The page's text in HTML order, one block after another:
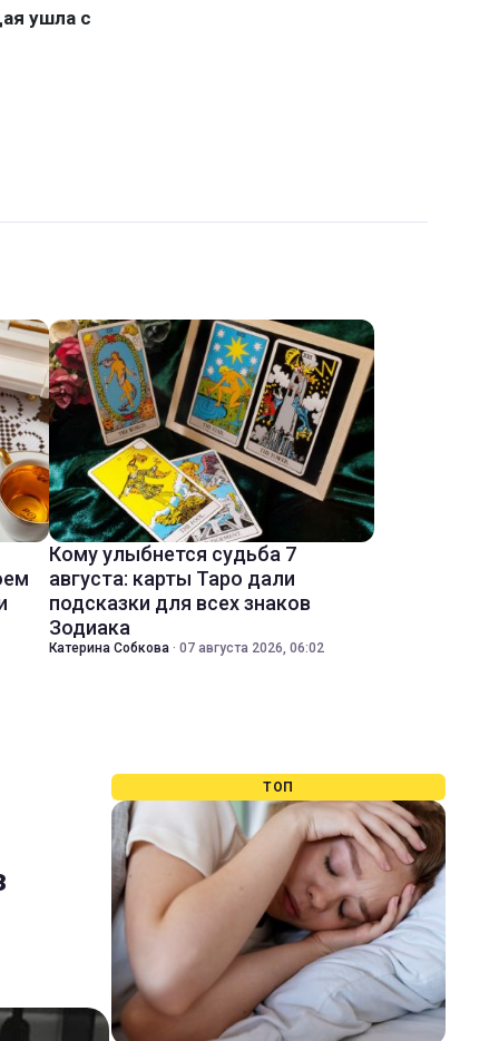
Кому улыбнется судьба 7
августа: карты Таро дали
подсказки для всех знаков
Зодиака
Катерина Собкова · 07 августа 2026, 06:02
ТОП